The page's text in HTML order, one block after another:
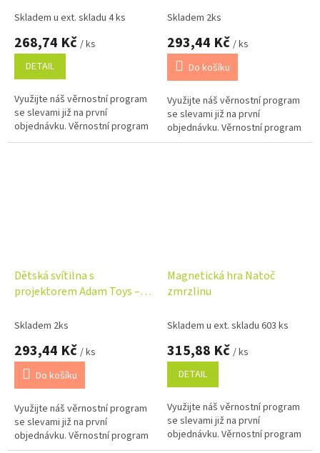
Skladem u ext. skladu 4 ks
268,74 Kč / ks
DETAIL
Využijte náš věrnostní program
se slevami již na první
objednávku. Věrnostní program
3+
Skladem 2ks
293,44 Kč / ks
Do košíku
Využijte náš věrnostní program
se slevami již na první
objednávku. Věrnostní program
Dětská svítilna s
projektorem Adam Toys –
3+
Skladem 2ks
293,44 Kč / ks
Do košíku
Využijte náš věrnostní program
se slevami již na první
objednávku. Věrnostní program
Magnetická hra Natoč
zmrzlinu
Skladem u ext. skladu 603 ks
315,88 Kč / ks
DETAIL
Využijte náš věrnostní program
se slevami již na první
objednávku. Věrnostní program